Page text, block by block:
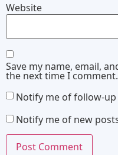
Website
Save my name, email,
the next time I comment.
Notify me of follow-
Notify me of new